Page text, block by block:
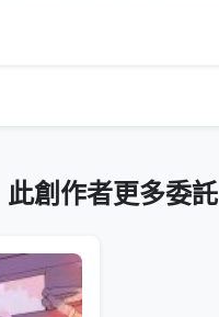
此創作者更多委託